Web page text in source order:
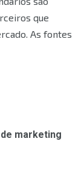
que
As fontes
marketing